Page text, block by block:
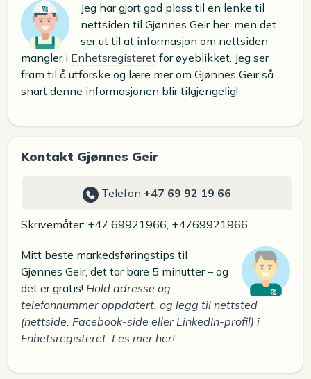
Jeg har gjort god plass til en lenke til
nettsiden til Gjønnes Geir her, men det
ser ut til at informasjon om nettsiden
mangler i Enhetsregisteret for øyeblikket. Jeg ser
fram til å utforske og lære mer om Gjønnes Geir så
snart denne informasjonen blir tilgjengelig!
Kontakt Gjønnes Geir
Telefon +47 69 92 19 66
Skrivemåter: +47 69921966, +4769921966
Mitt beste markedsføringstips til
Gjønnes Geir, det tar bare 5 minutter – og
det er gratis! Hold adresse og
telefonnummer oppdatert, og legg til nettsted
(nettside, Facebook-side eller LinkedIn-profil) i
Enhetsregisteret. Les mer her!